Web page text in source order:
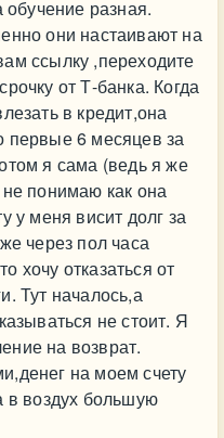
обучение разная.
они настаивают на
ссылку ,переходите
от Т-банка. Когда
в кредит,она
первые 6 месяцев за
я сама (ведь я же
понимаю как она
у меня висит долг за
через пол часа
хочу отказаться от
Тут началось,а
не стоит. Я
на возврат.
на моем счету
в воздух большую